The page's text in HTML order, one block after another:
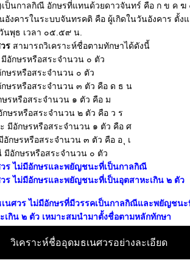
ป็นกาลกิณี อักษรที่แทนด้วยดาวจันทร์ คือ ก ข ค ฆ
อังคารในระบบจันทรคติ คือ ผู้เกิดในวันอังคาร ตั้งแ
นพุธ เวลา ๐๕.๕๙ น.
ร สามารถวิเคราะห์ชื่อตามทักษาได้ดังนี้
อักษรหรือสระจำนวน ๐ ตัว
ษรหรือสระจำนวน ๐ ตัว
กษรหรือสระจำนวน ๓ ตัว คือ ด ธ น
รหรือสระจำนวน ๑ ตัว คือ ม
ษรหรือสระจำนวน ๒ ตัว คือ ว ร
มีอักษรหรือสระจำนวน ๑ ตัว คือ ศ
กษรหรือสระจำนวน ๓ ตัว คือ อ ุ เ
มีอักษรหรือสระจำนวน ๐ ตัว
ร ไม่มีอักษรและพยัญชนะที่เป็นกาลกิณี
ร ไม่มีอักษรและพยัญชนะที่เป็นอุตสาหะเกิน ๒ ตัว
นศวร ไม่มีอักษรที่มีวรรคเป็นกาลกิณีและพยัญชนะ
เกิน ๒ ตัว เหมาะสมนำมาตั้งชื่อตามหลักทักษา
วิเคราะห์ชื่ออุดมธเนศวรอย่างละเอียด